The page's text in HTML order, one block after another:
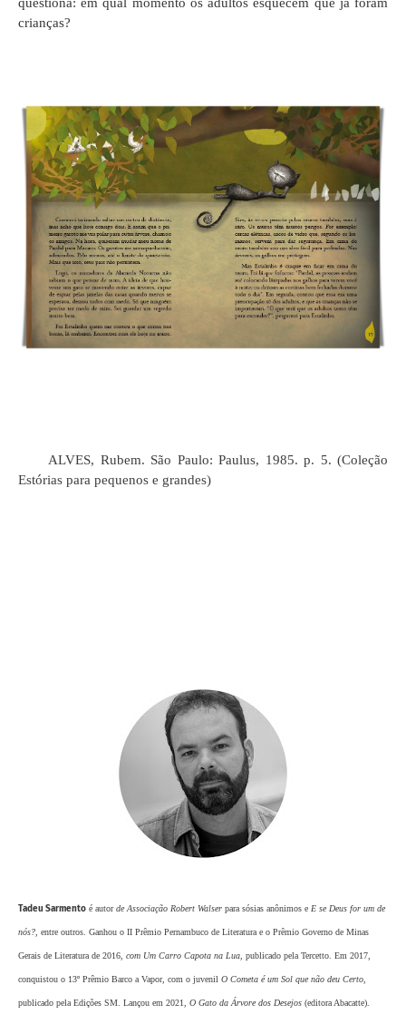
crianças?
ALVES, Rubem. São Paulo: Paulus, 1985. p. 5. (Coleção
Estórias para pequenos e grandes)
Tadeu Sarmento é autorde Associação Robert Walser para sósias anônimos e E se Deus for um de
nós? , entre outros. Ganhou o II Prêmio Pernambuco de Literatura e o Prêmio Governo de Minas
Gerais de Literatura de 2016, com Um Carro Capota na Lua , publicado pela Tercetto. Em 2017,
conquistou o 13º Prêmio Barco a Vapor, com o juvenil O Cometa é um Sol que não deu Certo
publicado pela Edições SM. Lançou em 2021, O Gato da Árvore dos Desejos (editora Abacatte).